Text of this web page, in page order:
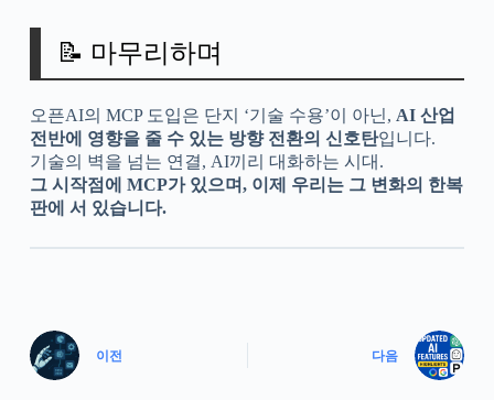
📝 마무리하며
오픈AI의 MCP 도입은 단지 ‘기술 수용’이 아닌, AI 산업
전반에 영향을 줄 수 있는 방향 전환의 신호탄입니다.
기술의 벽을 넘는 연결, AI끼리 대화하는 시대.
그 시작점에 MCP가 있으며, 이제 우리는 그 변화의 한복
판에 서 있습니다.
이전 다음